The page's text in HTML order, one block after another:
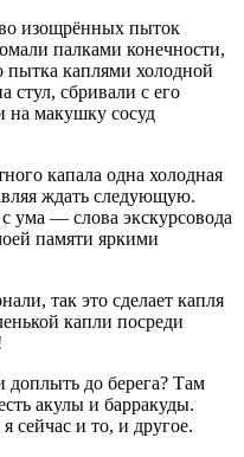
изощрённых пыток
палками конечности,
каплями холодной
стул, сбривали с его
на макушку сосуд
капала одна холодная
ждать следующую.
ума — слова экскурсовода
памяти яркими
так это сделает капля
капли посреди
доплыть до берега? Там
акулы и барракуды.
сейчас и то, и другое.